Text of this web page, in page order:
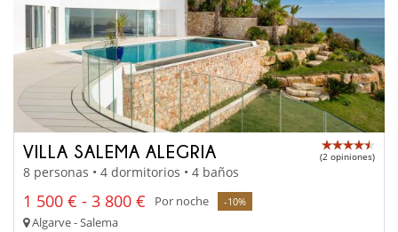
VILLA SALEMA ALEGRIA (2 opiniones)
8 personas • 4 dormitorios • 4 baños
1 500 € - 3 800 € Por noche -10%
Algarve - Salema